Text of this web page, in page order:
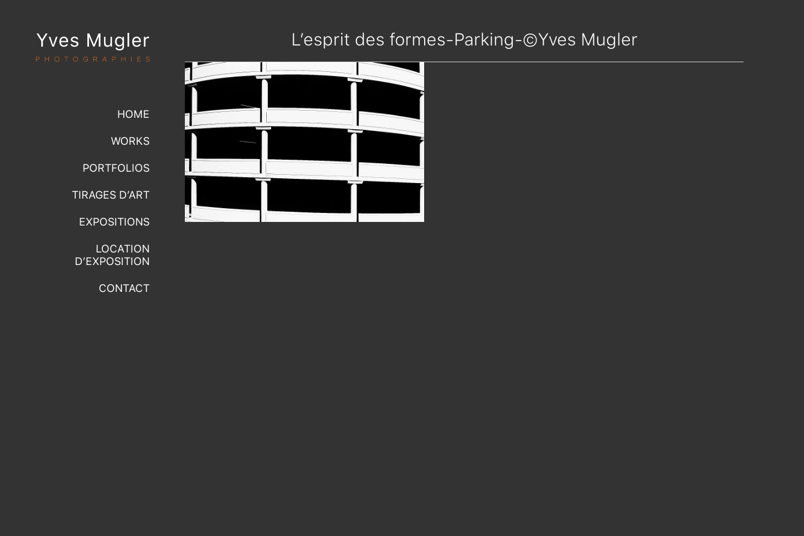
HOME
WORKS
PORTFOLIOS
TIRAGES D’ART
EXPOSITIONS
LOCATION
D’EXPOSITION
CONTACT
L’esprit des formes-Parking-©Yves Mugler